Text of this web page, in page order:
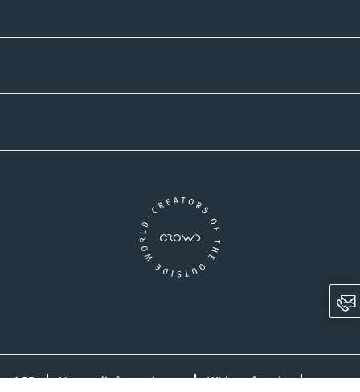
AGB Versandinformationen Widerrufsrecht